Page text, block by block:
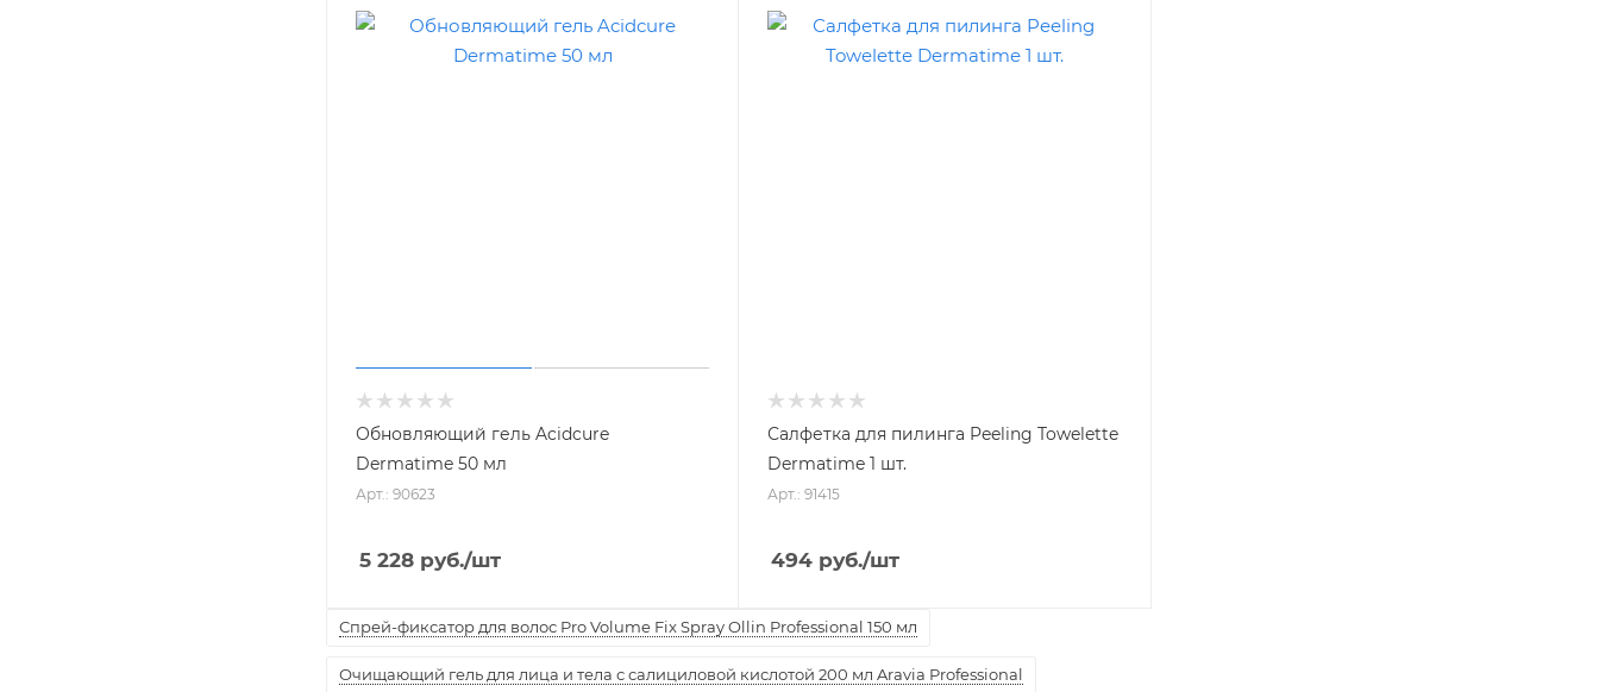
Обновляющий гель Acidcure
Dermatime 50 мл
Арт.: 90623
5 228 руб./шт
Салфетка для пилинга Peeling Towelette
Dermatime 1 шт.
Арт.: 91415
494 руб./шт
Спрей-фиксатор для волос Pro Volume Fix Spray Ollin Professional 150 мл
Очищающий гель для лица и тела с салициловой кислотой 200 мл Aravia Professional